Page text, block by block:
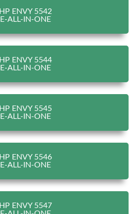
HP ENVY 5542
E-ALL-IN-ONE
HP ENVY 5544
E-ALL-IN-ONE
HP ENVY 5545
E-ALL-IN-ONE
HP ENVY 5546
E-ALL-IN-ONE
HP ENVY 5547